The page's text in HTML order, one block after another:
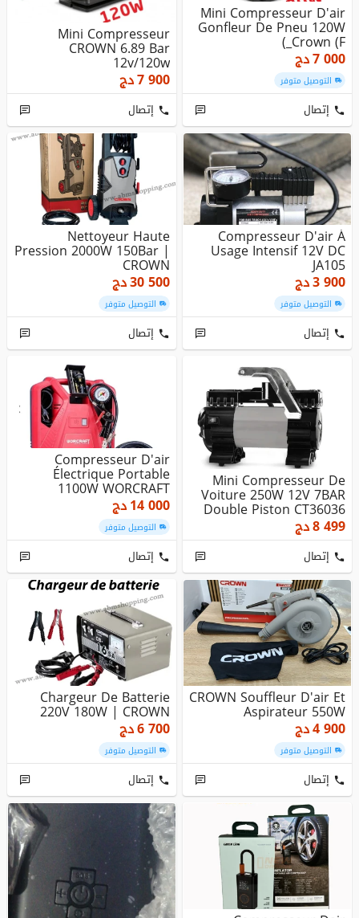
Mini Compresseur D'air
Gonfleur De Pneu 120W
_Crown (F)
7 000دج
التوصيل متوفر
إتصال
Mini Compresseur
CROWN 6.89 Bar
12v/120w
7 900دج
إتصال
Compresseur D'air À
Usage Intensif 12V DC
JA105
3 900دج
التوصيل متوفر
إتصال
Nettoyeur Haute
Pression 2000W 150Bar |
CROWN
30 500دج
التوصيل متوفر
إتصال
Mini Compresseur De
Voiture 250W 12V 7BAR
Double Piston CT36036
CROWN
8 499دج
إتصال
Compresseur D'air
Électrique Portable
1100W WORCRAFT
PAC11-180
14 000دج
التوصيل متوفر
إتصال
CROWN Souffleur D'air Et
Aspirateur 550W
4 900دج
التوصيل متوفر
إتصال
Chargeur De Batterie
220V 180W | CROWN
6 700دج
التوصيل متوفر
إتصال